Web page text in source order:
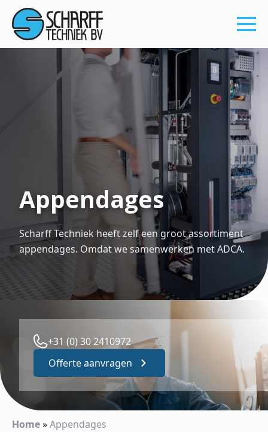
Appendages
Scharff Techniek heeft zelf een groot assortiment
appendages. Omdat we samenwerken met ADCA.
+31 (0) 30 2410972
Offerte aanvragen
Home»Appendages